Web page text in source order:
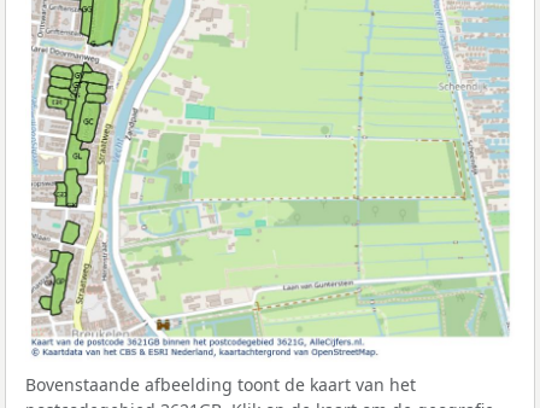
Bovenstaande afbeelding toont de kaart van het